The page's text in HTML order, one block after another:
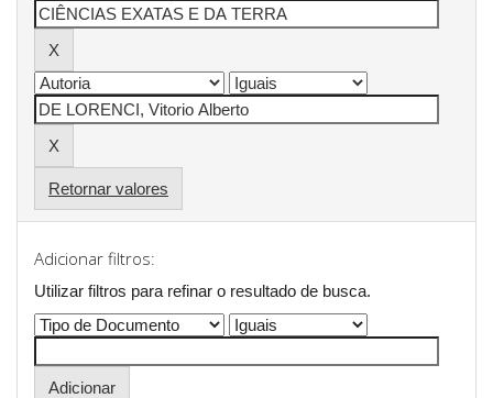
Retornar valores
Adicionar filtros:
Utilizar filtros para refinar o resultado de busca.